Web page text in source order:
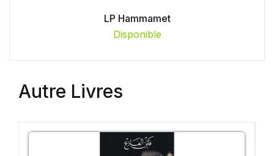
LP Hammamet
Disponible
Autre Livres